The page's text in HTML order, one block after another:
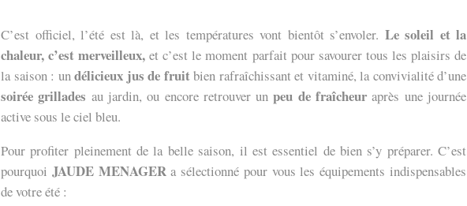
C’est officiel, l’été est là, et les températures vont bientôt s’envoler. Le soleil et la
chaleur, c’est merveilleux,et c’est le moment parfait pour savourer tous les plaisirs de
la saison : undélicieux jus de fruitbien rafraîchissant et vitaminé, la convivialité d’une
soirée grillades au jardin, ou encore retrouver unpeu de fraîcheur après une journée
active sous le ciel bleu.
Pour profiter pleinement de la belle saison, il est essentiel de bien s’y préparer. C’est
pourquoi JAUDE MENAGERa sélectionné pour vous les équipements indispensables
de votre été :